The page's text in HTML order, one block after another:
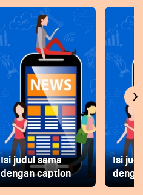
Isi judul sama
dengan caption
Isi
›